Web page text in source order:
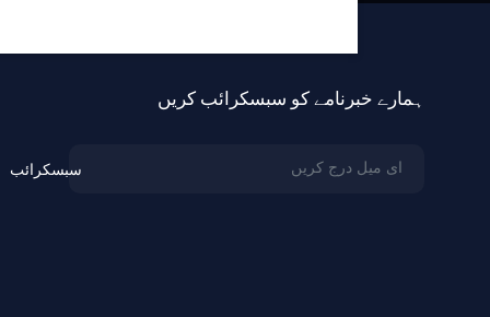
ہمارے خبرنامے کو سبسکرائب کریں
سبسکرائب